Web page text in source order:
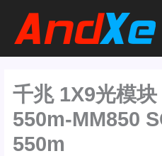
千兆 1X9光模
550m-MM850
550m